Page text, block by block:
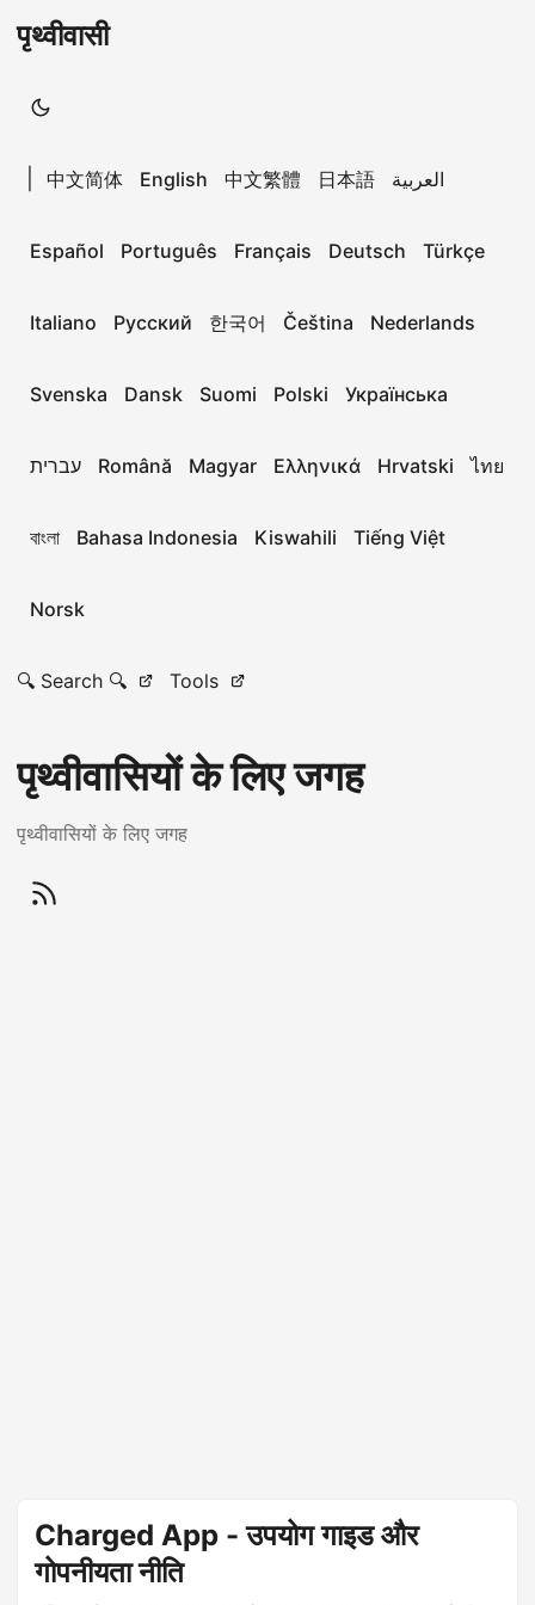
पृथ्वीवासी
中文简体 English 中文繁體 日本語 العربية
Español Português Français Deutsch Türkçe
Italiano Русский 한국어 Čeština Nederlands
Svenska Dansk Suomi Polski Українська
עברית Română Magyar Ελληνικά Hrvatski ไทย
বাংলা Bahasa Indonesia Kiswahili Tiếng Việt
Norsk
🔍 Search 🔍 Tools
पृथ्वीवासियों के लिए जगह
पृथ्वीवासियों के लिए जगह
Charged App - उपयोग गाइड और
गोपनीयता नीति